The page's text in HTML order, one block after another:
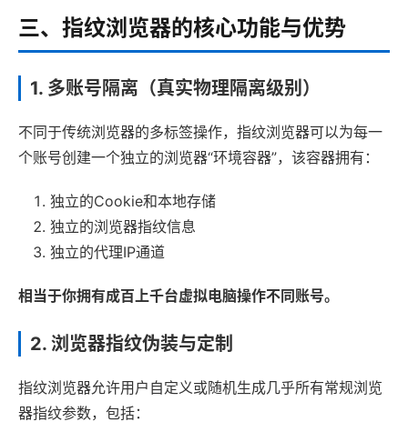
三、指纹浏览器的核心功能与优势
1. 多账号隔离（真实物理隔离级别）
不同于传统浏览器的多标签操作，指纹浏览器可以为每一
个账号创建一个独立的浏览器“环境容器”，该容器拥有：
独立的Cookie和本地存储
独立的浏览器指纹信息
独立的代理IP通道
相当于你拥有成百上千台虚拟电脑操作不同账号。
2. 浏览器指纹伪装与定制
指纹浏览器允许用户自定义或随机生成几乎所有常规浏览
器指纹参数，包括：